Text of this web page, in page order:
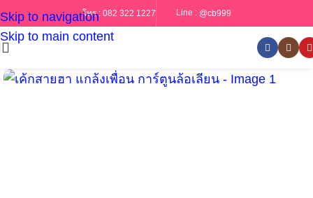
Skip to navigation
Skip to main content
โทร : 082 322 1227 Line : @cb999